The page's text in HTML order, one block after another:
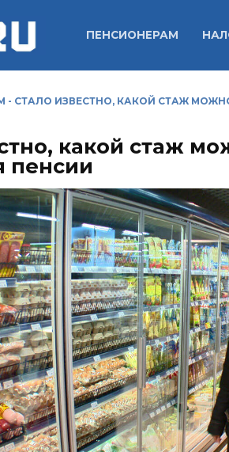
ПЕНСИОНЕРАМ
- СТАЛО ИЗВЕСТНО, КАКОЙ СТАЖ
какой стаж
пенсии